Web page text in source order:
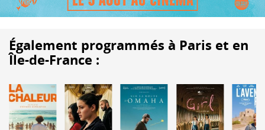
Également programmés à Paris et en
Île-de-France :